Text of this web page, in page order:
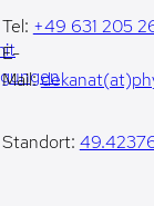
Tel: +49 631 205
E-
Mail:
Standort: